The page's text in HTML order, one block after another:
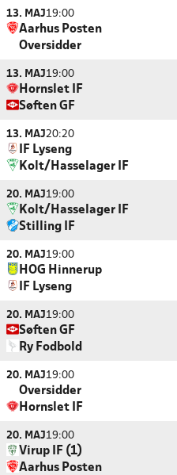
13. MAJ19:00
Aarhus Posten
Oversidder
13. MAJ19:00
Hornslet IF
Søften GF
13. MAJ20:20
IF Lyseng
Kolt/Hasselager IF
20. MAJ19:00
Kolt/Hasselager IF
Stilling IF
20. MAJ19:00
HOG Hinnerup
IF Lyseng
20. MAJ19:00
Søften GF
Ry Fodbold
20. MAJ19:00
Oversidder
Hornslet IF
20. MAJ19:00
Virup IF (1)
Aarhus Posten